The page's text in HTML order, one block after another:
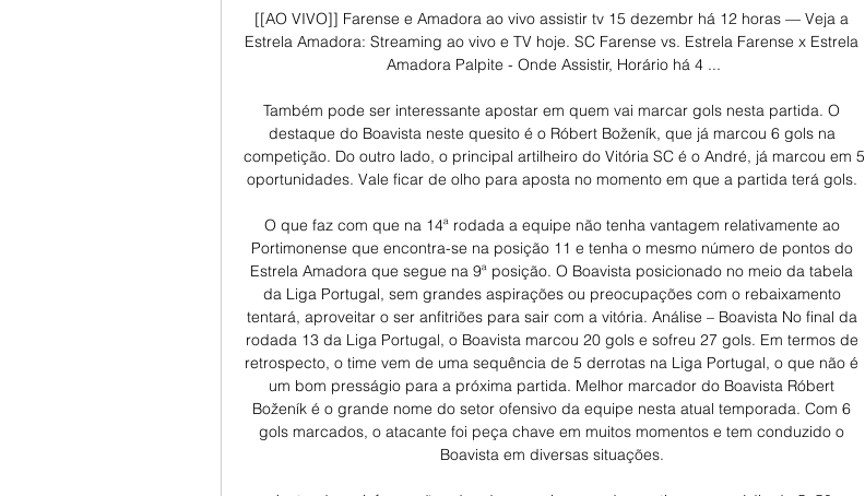
[[AO VIVO]] Farense e Amadora ao vivo assistir tv 15 dezembr há 12 horas — Veja a
Estrela Amadora: Streaming ao vivo e TV hoje. SC Farense vs. Estrela Farense x Estrela
Amadora Palpite - Onde Assistir, Horário há 4 ...
Também pode ser interessante apostar em quem vai marcar gols nesta partida. O
destaque do Boavista neste quesito é o Róbert Boženík, que já marcou 6 gols na
competição. Do outro lado, o principal artilheiro do Vitória SC é o André, já marcou em 5
oportunidades. Vale ficar de olho para aposta no momento em que a partida terá gols.
O que faz com que na 14ª rodada a equipe não tenha vantagem relativamente ao
Portimonense que encontra-se na posição 11 e tenha o mesmo número de pontos do
Estrela Amadora que segue na 9ª posição. O Boavista posicionado no meio da tabela
da Liga Portugal, sem grandes aspirações ou preocupações com o rebaixamento
tentará, aproveitar o ser anfitriões para sair com a vitória. Análise – Boavista No final da
rodada 13 da Liga Portugal, o Boavista marcou 20 gols e sofreu 27 gols. Em termos de
retrospecto, o time vem de uma sequência de 5 derrotas na Liga Portugal, o que não é
um bom presságio para a próxima partida. Melhor marcador do Boavista Róbert
Boženík é o grande nome do setor ofensivo da equipe nesta atual temporada. Com 6
gols marcados, o atacante foi peça chave em muitos momentos e tem conduzido o
Boavista em diversas situações.